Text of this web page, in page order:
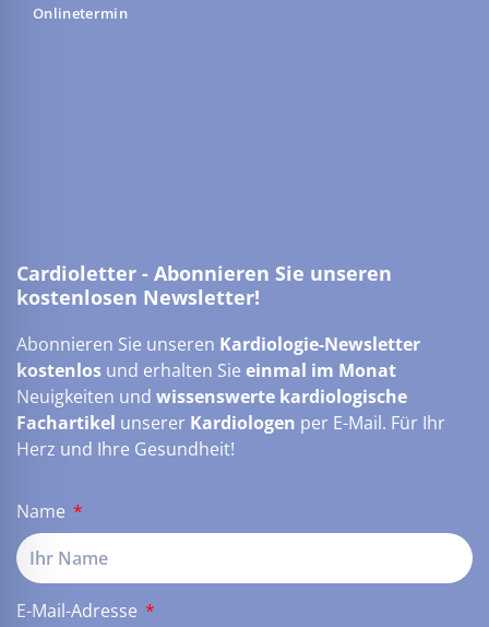
Onlinetermin
Cardioletter - Abonnieren Sie unseren
kostenlosen Newsletter!
Abonnieren Sie unseren Kardiologie-Newsletter
kostenlos und erhalten Sie einmal im Monat
Neuigkeiten und wissenswerte kardiologische
Fachartikel unserer Kardiologen per E-Mail. Für Ihr
Herz und Ihre Gesundheit!
Name
E-Mail-Adresse